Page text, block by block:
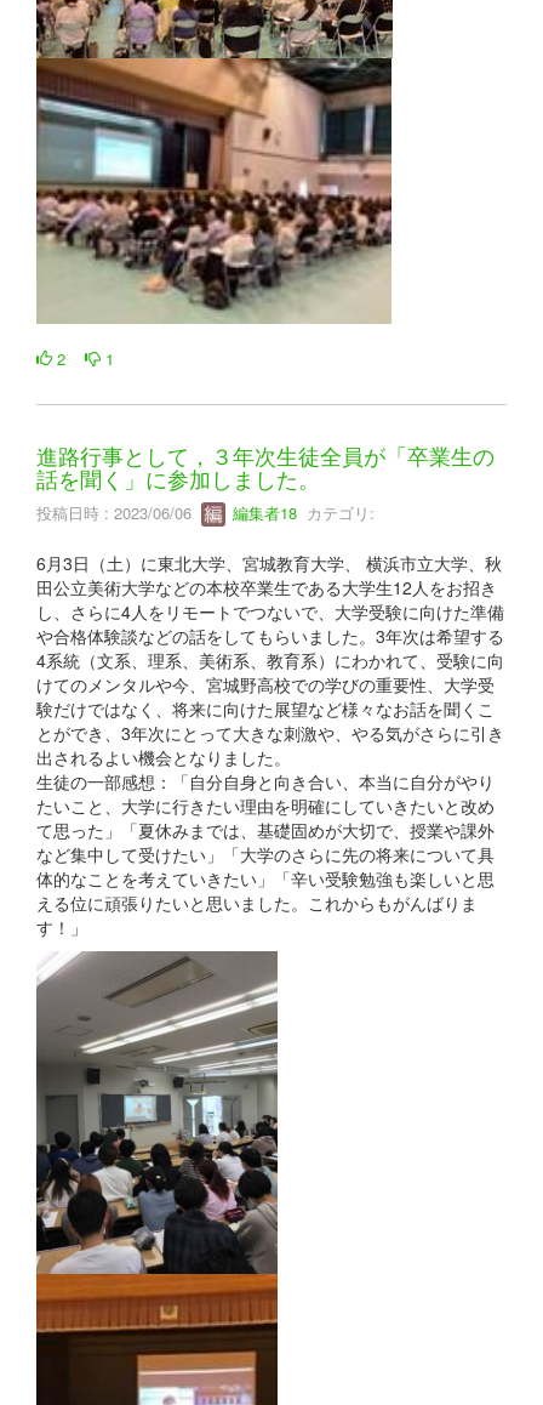
2 1
進路行事として，３年次生徒全員が「卒業生の
話を聞く」に参加しました。
投稿日時 : 2023/06/06 編集者18 カテゴリ:
6月3日（土）に東北大学、宮城教育大学、 横浜市立大学、秋
田公立美術大学などの本校卒業生である大学生12人をお招き
し、さらに4人をリモートでつないで、大学受験に向けた準備
や合格体験談などの話をしてもらいました。3年次は希望する
4系統（文系、理系、美術系、教育系）にわかれて、受験に向
けてのメンタルや今、宮城野高校での学びの重要性、大学受
験だけではなく、将来に向けた展望など様々なお話を聞くこ
とができ、3年次にとって大きな刺激や、やる気がさらに引き
出されるよい機会となりました。
生徒の一部感想：「自分自身と向き合い、本当に自分がやり
たいこと、大学に行きたい理由を明確にしていきたいと改め
て思った」「夏休みまでは、基礎固めが大切で、授業や課外
など集中して受けたい」「大学のさらに先の将来について具
体的なことを考えていきたい」「辛い受験勉強も楽しいと思
える位に頑張りたいと思いました。これからもがんばりま
す！」